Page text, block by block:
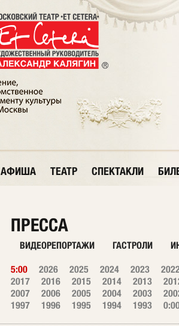
АФИША ТЕАТР СПЕКТАКЛИ
ПРЕССА
ВИДЕОРЕПОРТАЖИ ГАСТРОЛИ
5:00 2026 2025 2024 2023
2017
2016 2015 2014 2013
2007
2006 2005 2004 2003
1997
1996 1995 1994 1993